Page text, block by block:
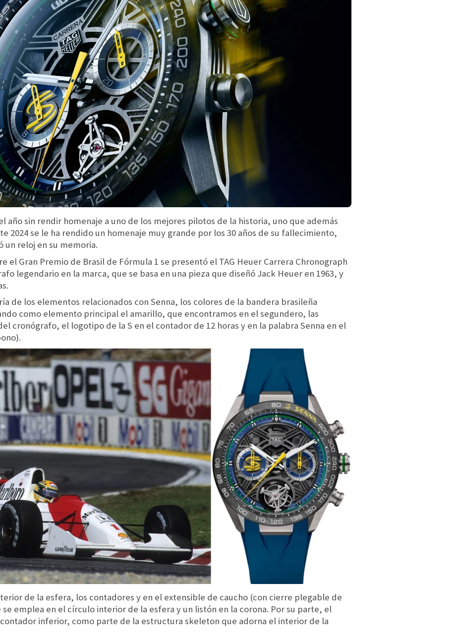
año sin rendir homenaje a uno de los mejores pilotos de la historia, uno que además
2024 se le ha rendido un homenaje muy grande por los 30 años de su fallecimiento,
un reloj en su memoria.
el Gran Premio de Brasil de Fórmula 1 se presentó el TAG Heuer Carrera Chronograph
legendario en la marca, que se basa en una pieza que diseñó Jack Heuer en 1963, y
de los elementos relacionados con Senna, los colores de la bandera brasileña
como elemento principal el amarillo, que encontramos en el segundero, las
cronógrafo, el logotipo de la S en el contador de 12 horas y en la palabra Senna en el
de la esfera, los contadores y en el extensible de caucho (con cierre plegable de
emplea en el círculo interior de la esfera y un listón en la corona. Por su parte, el
inferior, como parte de la estructura skeleton que adorna el interior de la